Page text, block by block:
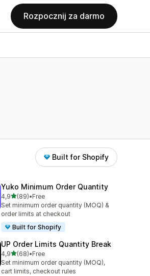
Rozpocznij za darmo
Built for Shopify
Yuko Minimum Order Quantity
4,9na 5 gwiazdek
(89)
Łączna liczba recenzji: 89
•Free
Set minimum order quantity (MOQ) &
order limits at checkout
Built for Shopify
UP Order Limits Quantity Break
4,9na 5 gwiazdek
(68)
Łączna liczba recenzji: 68
•Free
Set minimum order quantity (MOQ),
cart limits, checkout rules